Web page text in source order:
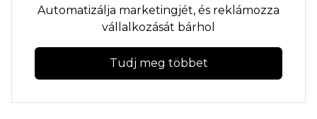
Automatizálja marketingjét, és reklámozza
vállalkozását bárhol
Tudj meg többet